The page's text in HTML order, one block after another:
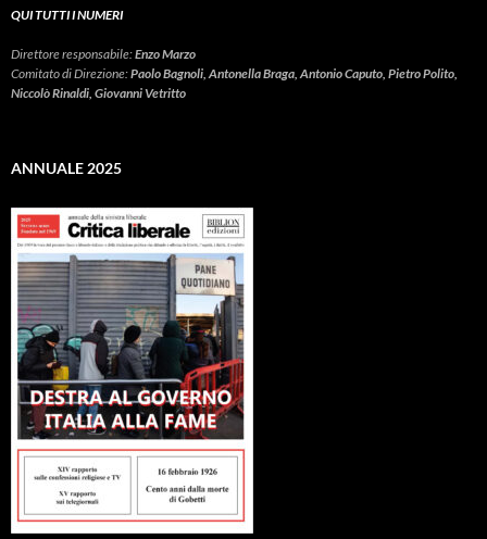
QUI TUTTI I NUMERI
Direttore responsabile:Enzo Marzo
Comitato di Direzione:Paolo Bagnoli, Antonella Braga, Antonio Caputo, Pietro Polito,
Niccolò Rinaldi, Giovanni Vetritto
ANNUALE 2025